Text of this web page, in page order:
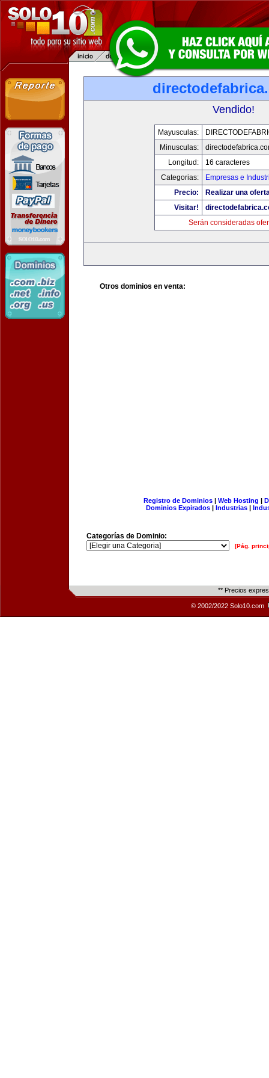
Vendido!
Mayusculas:
Minusculas:
Longitud:
16 caracteres
Categorias:
Empresas e
Precio:
Realizar una
Visitar!
Serán consideradas
Otros dominios en venta:
Registro de Dominios| Web Hosting |
Dominios Expirados | Industrias |
Categorías de Dominio:
[Pág.
** Precios
© 2002/2022 Solo10.com